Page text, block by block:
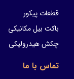
قطعات پیکور
باکت بیل مکانیکی
چکش هیدرولیکی
تماس با ما